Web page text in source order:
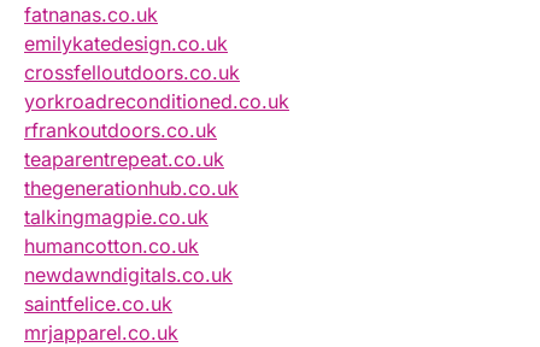
fatnanas.co.uk
emilykatedesign.co.uk
crossfelloutdoors.co.uk
yorkroadreconditioned.co.uk
rfrankoutdoors.co.uk
teaparentrepeat.co.uk
thegenerationhub.co.uk
talkingmagpie.co.uk
humancotton.co.uk
newdawndigitals.co.uk
saintfelice.co.uk
mrjapparel.co.uk